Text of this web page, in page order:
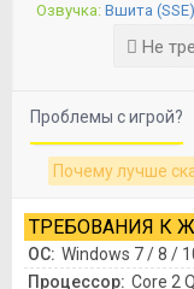
Озвучка: Вшита (SSE)
Не
Проблемы с игрой?
Почему лучше
ТРЕБОВАНИЯ К
ОС: Windows 7 / 8 /
Процессор: Core 2